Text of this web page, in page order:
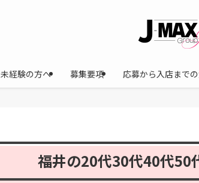
未経験の方へ 募集要項 応募から入店まで
福井の20代30代40代50